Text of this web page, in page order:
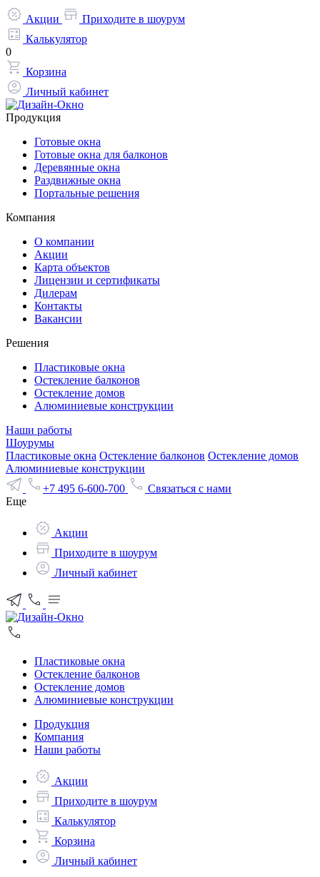
Акции
Приходите в шоурум
Калькулятор
0
Корзина
Личный кабинет
Продукция
Готовые окна
Готовые окна для балконов
Деревянные окна
Раздвижные окна
Портальные решения
Компания
О компании
Акции
Карта объектов
Лицензии и сертификаты
Дилерам
Контакты
Вакансии
Решения
Пластиковые окна
Остекление балконов
Остекление домов
Алюминиевые конструкции
Наши работы
Шоурумы
Пластиковые окна Остекление балконов Остекление домов
Алюминиевые конструкции
+7 495 6-600-700
Связаться с нами
Еще
Акции
Приходите в шоурум
Личный кабинет
Пластиковые окна
Остекление балконов
Остекление домов
Алюминиевые конструкции
Продукция
Компания
Наши работы
Акции
Приходите в шоурум
Калькулятор
Корзина
Личный кабинет